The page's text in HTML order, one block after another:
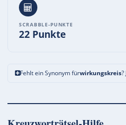
SCRABBLE-PUNKTE
22 Punkte
Fehlt ein Synonym fürwirkungskreis